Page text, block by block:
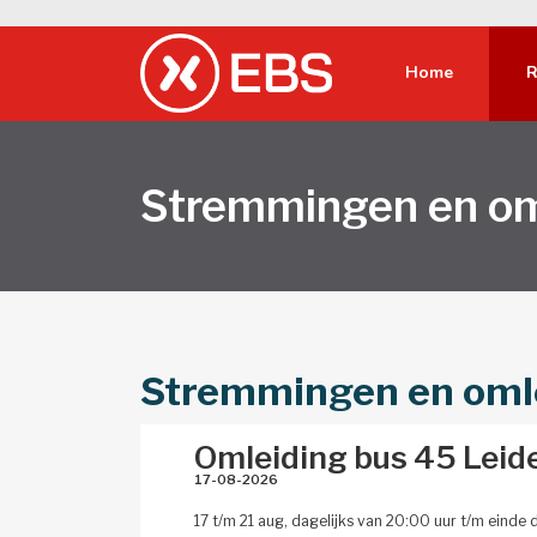
Home
en omleidingen
Persberichten OV-chipkaart
Groepsreizen
Verkoop- & servicepunten
Tranzer app
Contact
Reclame in
Stremmingen en
Stremmingen en
Omleiding bus 45
17-08-2026
17 t/m 21 aug, dagelijks van 20:00 uur t/m einde